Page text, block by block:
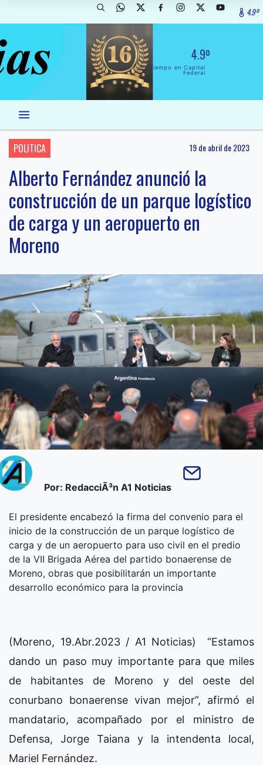
4.9º
4.9º
El Tiempo en Capital
Federal
POLITICA 19 de abril de 2023
Alberto Fernández anunció la
construcción de un parque logístico
de carga y un aeropuerto en
Moreno
Por: RedacciÃ³n A1 Noticias
El presidente encabezó la firma del convenio para el
inicio de la construcción de un parque logístico de
carga y de un aeropuerto para uso civil en el predio
de la VII Brigada Aérea del partido bonaerense de
Moreno, obras que posibilitarán un importante
desarrollo económico para la provincia
(Moreno, 19.Abr.2023 / A1 Noticias) “Estamos
dando un paso muy importante para que miles
de habitantes de Moreno y del oeste del
conurbano bonaerense vivan mejor”, afirmó el
mandatario, acompañado por el ministro de
Defensa, Jorge Taiana y la intendenta local,
Mariel Fernández.